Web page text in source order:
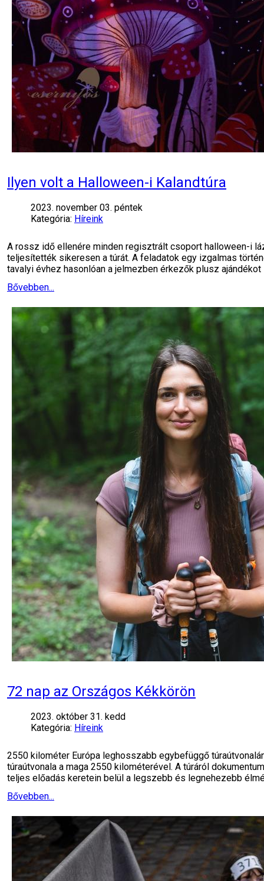
Ilyen volt a Halloween-i Kalandtúra
2023. november 03. péntek
Kategória: Híreink
A rossz idő ellenére minden regisztrált csoport halloween-i
teljesítették sikeresen a túrát. A feladatok egy izgalmas
tavalyi évhez hasonlóan a jelmezben érkezők plusz ajándékot
Bővebben...
72 nap az Országos Kékkörön
2023. október 31. kedd
Kategória: Híreink
2550 kilométer Európa leghosszabb egybefüggő
túraútvonala a maga 2550 kilométerével. A túráról
teljes előadás keretein belül a legszebb és legnehezebb
Bővebben...